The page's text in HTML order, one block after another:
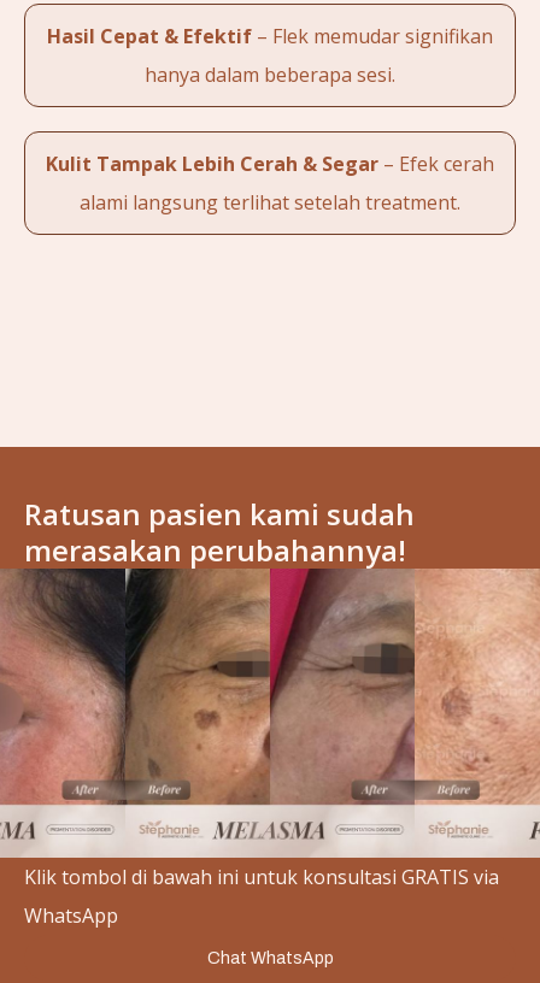
Hasil Cepat & Efektif – Flek memudar signifikan
hanya dalam beberapa sesi.
Kulit Tampak Lebih Cerah & Segar – Efek cerah
alami langsung terlihat setelah treatment.
Ratusan pasien kami sudah
merasakan perubahannya!
Slide 2 of 3.
Klik tombol di bawah ini untuk konsultasi GRATIS via
WhatsApp
Chat WhatsApp